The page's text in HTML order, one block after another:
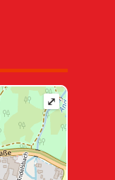
⤢